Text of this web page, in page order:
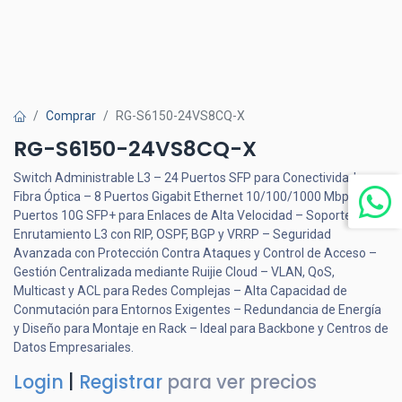
Comprar RG-S6150-24VS8CQ-X
RG-S6150-24VS8CQ-X
Switch Administrable L3 – 24 Puertos SFP para Conectividad en
Fibra Óptica – 8 Puertos Gigabit Ethernet 10/100/1000 Mbps – 8
Puertos 10G SFP+ para Enlaces de Alta Velocidad – Soporte de
Enrutamiento L3 con RIP, OSPF, BGP y VRRP – Seguridad
Avanzada con Protección Contra Ataques y Control de Acceso –
Gestión Centralizada mediante Ruijie Cloud – VLAN, QoS,
Multicast y ACL para Redes Complejas – Alta Capacidad de
Conmutación para Entornos Exigentes – Redundancia de Energía
y Diseño para Montaje en Rack – Ideal para Backbone y Centros de
Datos Empresariales.
Login Registrar para ver precios